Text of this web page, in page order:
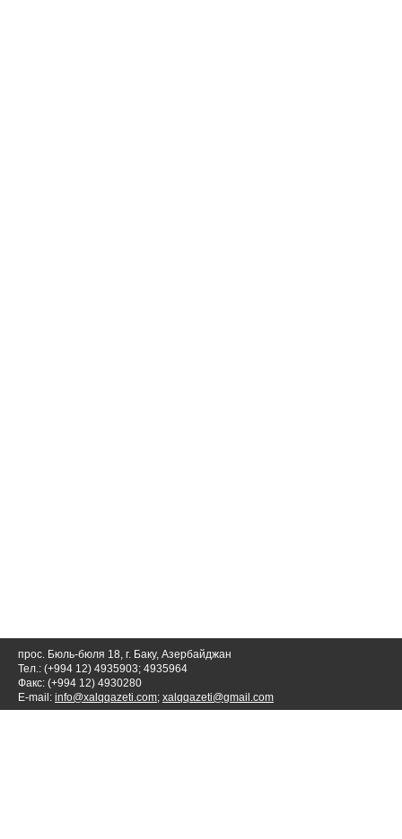
прос. Бюль-бюля 18, г. Баку, Азербайджан
Тел.: (+994 12) 4935903; 4935964
Факс: (+994 12) 4930280
E-mail: info@xalqqazeti.com; xalqqazeti@gmail.com